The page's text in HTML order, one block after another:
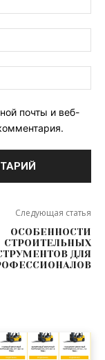
почты и веб-
Следующая статья
ОСОБЕННОСТИ
СТРОИТЕЛЬНЫХ
ДЛЯ